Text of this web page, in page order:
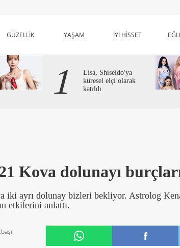
GÜZELLİK YAŞAM İYİ HİSSET
1
Lisa, Shiseido'ya
küresel elçi olarak
katıldı
Kova dolunayı
iki ayrı dolunay bizleri bekliyor. Astrolog
etkilerini anlattı.